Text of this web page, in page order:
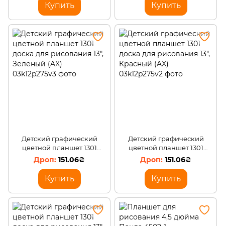
Купить Купить
Детский графический
цветной планшет 1301
доска для рисования 13",
Зеленый (AX)
151.06₴
Купить
Детский графический
цветной планшет 1301
доска для рисования 13",
Красный (AX)
151.06₴
Купить